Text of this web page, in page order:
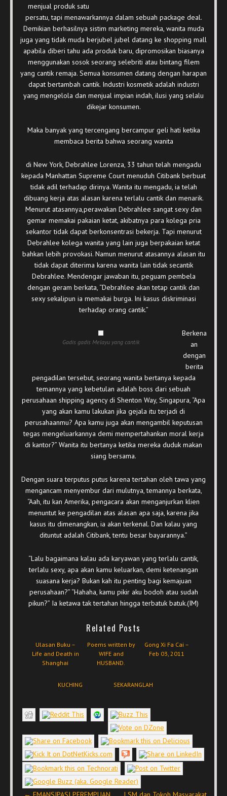
menjual produk satu
persatu, tapi menawarkannya dalam sebuah package deal.
Demikian berhasilnya sistim marketing mereka, wanita muda
juga yang tidak muda berjubel jubel datang ke shopping mall
apabila diberi tahu ada produk baru, dipromosikan biasanya
menggunakan sosok seorang selebriti atau bintang filem
yang cantik remaja. Semua konsumen datang dengan harapan
dapat bertambah cantik. Industri kosmetik adalah industri
yang mengelola dan menjual impian indah, ilusi yang selalu
dikejar konsumen.
Maka banyak yang tercengang bercampur geli hati ketika
membaca berita bahwa seorang wanita
di New York, Debrahlee Lorenza, 33 tahun telah mengadu
kepada Manhattan Supreme Court menuduh Citibank berbuat
tidak adil terhadap dirinya. Wanita itu mengadu, ia telah
dibuang kerja atas alasan karena terlalu cantik dan menarik.
Menurut atasannya,perawakan Debrahlee sangat sexy dan
gemar memakai pakaian ketat, akibatnya para kolega pria
sekantor tidak dapat berkonsentrasi bekerja. Tapi menurut
Debrahlee kolega wanita yang lain juga berpakaian ketat
bahkan lebih provokasi. Namun menurut atasannya alasan itu
tidak dapat diterima karena wanita lain tidak secantik
Debrahlee. Mendengar jawaban itu, peguam pembela
dengan geram berkata, “Debrahlee akan tetap cantik dan
sexy sekalipun ia memakai burga. Ini kasus diskriminasi
terhadap orang cantik.”
Gadis gadis Melayu yang cantik
Berkena
an
dengan
berita
pengadilan tersebut, seorang wanita bertanya kepada
temannya yang kebetulan adalah boss dari sebuah
perusahaan shipping agency di Shenton Way, Singapura, “Apa
yang akan kamu lakukan jika gejala itu terjadi di
perusahaanmu? Apa kamu juga akan mengambil keputusan
tegas mengeluarkannya demi mempertahankan moral kerja
di kantor?” Wanita itu bertanya ketika mereka duduk makan
siang bersama.
Dengan suara terputus putus karena tertahan oleh tawa yang
mengancam menyembur dari mulutnya, temannya berkata,
“Aah, itu kan Amerika, pengacara akan menganjurkan klien
menuntut ke pengadilan atas alasan apa saja, karena jika
kasus itu dimenangkan, ia akan terkenal. Dan kalau yang
dituntut adalah Citibank, tentu besar bayarannya.”
“Lalu bagaimana kalau ada karyawan yang terlalu cantik,
terlalu sexy, apa akan kamu keluarkan, demi ketenangan
suasana kerja? Bukan kah itu penting bagi kemajuan
perusahaan?” “Hahaha, kamu pikir aku bodoh atau sudah
pikun?” Ia ketawa tak tertahan hingga terbatuk batuk.(IM)
Related Posts
Ulasan Buku –
Life and Death in
Shanghai
Poems written by
WIFE and
HUSBAND.
Gong Xi Fa Cai –
Feb 03, 2011
KUCHING SEKARANGLAH
Post navigation